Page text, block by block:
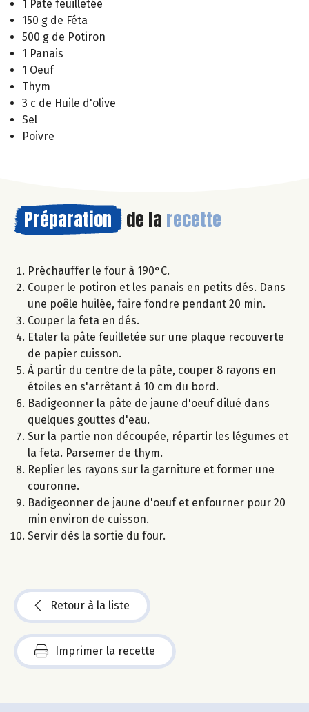
1 Pâte feuilletée
150 g de Féta
500 g de Potiron
1 Panais
1 Oeuf
Thym
3 c de Huile d'olive
Sel
Poivre
Préparation de la recette
Préchauffer le four à 190°C.
Couper le potiron et les panais en petits dés. Dans
une poêle huilée, faire fondre pendant 20 min.
Couper la feta en dés.
Etaler la pâte feuilletée sur une plaque recouverte
de papier cuisson.
À partir du centre de la pâte, couper 8 rayons en
étoiles en s'arrêtant à 10 cm du bord.
Badigeonner la pâte de jaune d'oeuf dilué dans
quelques gouttes d'eau.
Sur la partie non découpée, répartir les légumes et
la feta. Parsemer de thym.
Replier les rayons sur la garniture et former une
couronne.
Badigeonner de jaune d'oeuf et enfourner pour 20
min environ de cuisson.
Servir dès la sortie du four.
Retour à la liste
Imprimer la recette